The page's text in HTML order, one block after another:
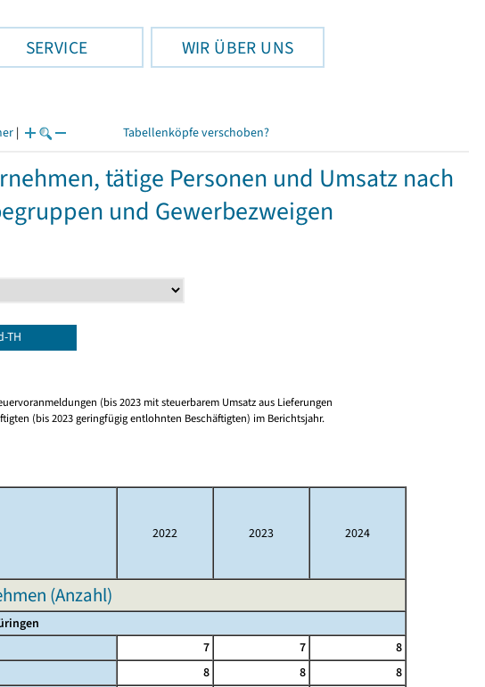
SERVICE WIR ÜBER UNS
| Tabellenköpfe verschoben?
tätige Personen und Umsatz nach
und Gewerbezweigen
TH
(bis 2023 mit steuerbarem Umsatz aus Lieferungen
(bis 2023 geringfügig entlohnten Beschäftigten) im Berichtsjahr.
2022 2023 2024
(Anzahl)
7 7
8
8 8
8